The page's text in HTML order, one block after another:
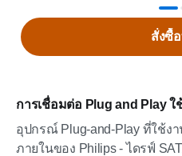
การเชื่อมต่อ Plug and Play ใ
อุปกรณ์ Plug-and-Play ที่ใช้ง
ภายในของ Philips - ไดรฟ์
สั่งซื้